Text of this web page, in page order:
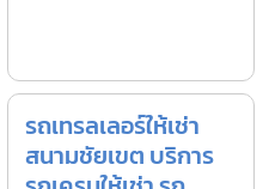
รถเทรลเลอร์ให้เช่า
สนามชัยเขต บริการ